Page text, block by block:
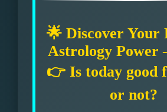
🌟 Discover Your
Astrology Power
👉 Is today good
or not?